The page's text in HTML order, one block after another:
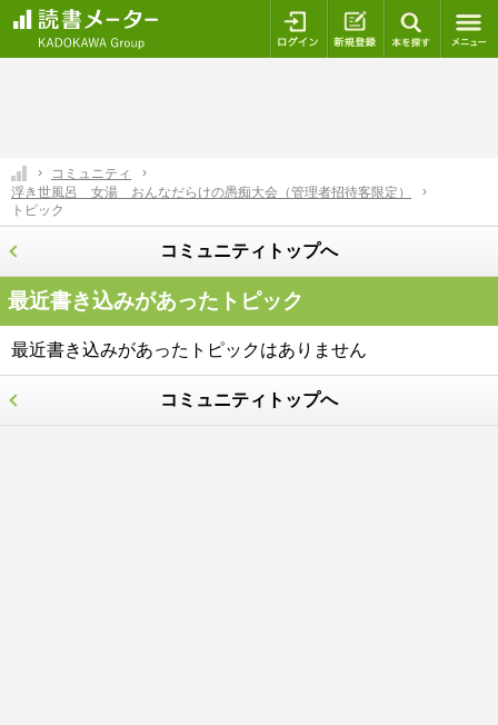
ログイン 新規登録
コミュニティ
浮き世風呂 女湯 おんなだらけの愚痴大会（管理者招待客限定）
トピック
コミュニティトップへ
最近書き込みがあったトピック
最近書き込みがあったトピックはありません
コミュニティトップへ